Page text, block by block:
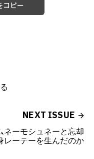
コピー
NEXT ISSUE
ネーモシュネーと忘却
レーテーを生んだのか